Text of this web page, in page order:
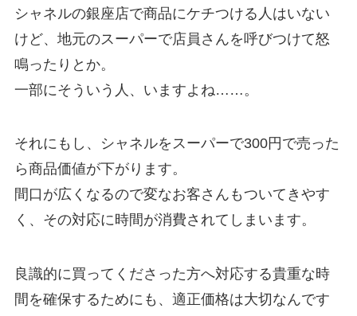
シャネルの銀座店で商品にケチつける人はいない
けど、地元のスーパーで店員さんを呼びつけて怒
鳴ったりとか。
一部にそういう人、いますよね……。
それにもし、シャネルをスーパーで300円で売った
ら商品価値が下がります。
間口が広くなるので変なお客さんもついてきやす
く、その対応に時間が消費されてしまいます。
良識的に買ってくださった方へ対応する貴重な時
間を確保するためにも、適正価格は大切なんです